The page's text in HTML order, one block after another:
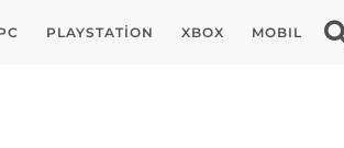
PLAYSTATION XBOX MOBIL